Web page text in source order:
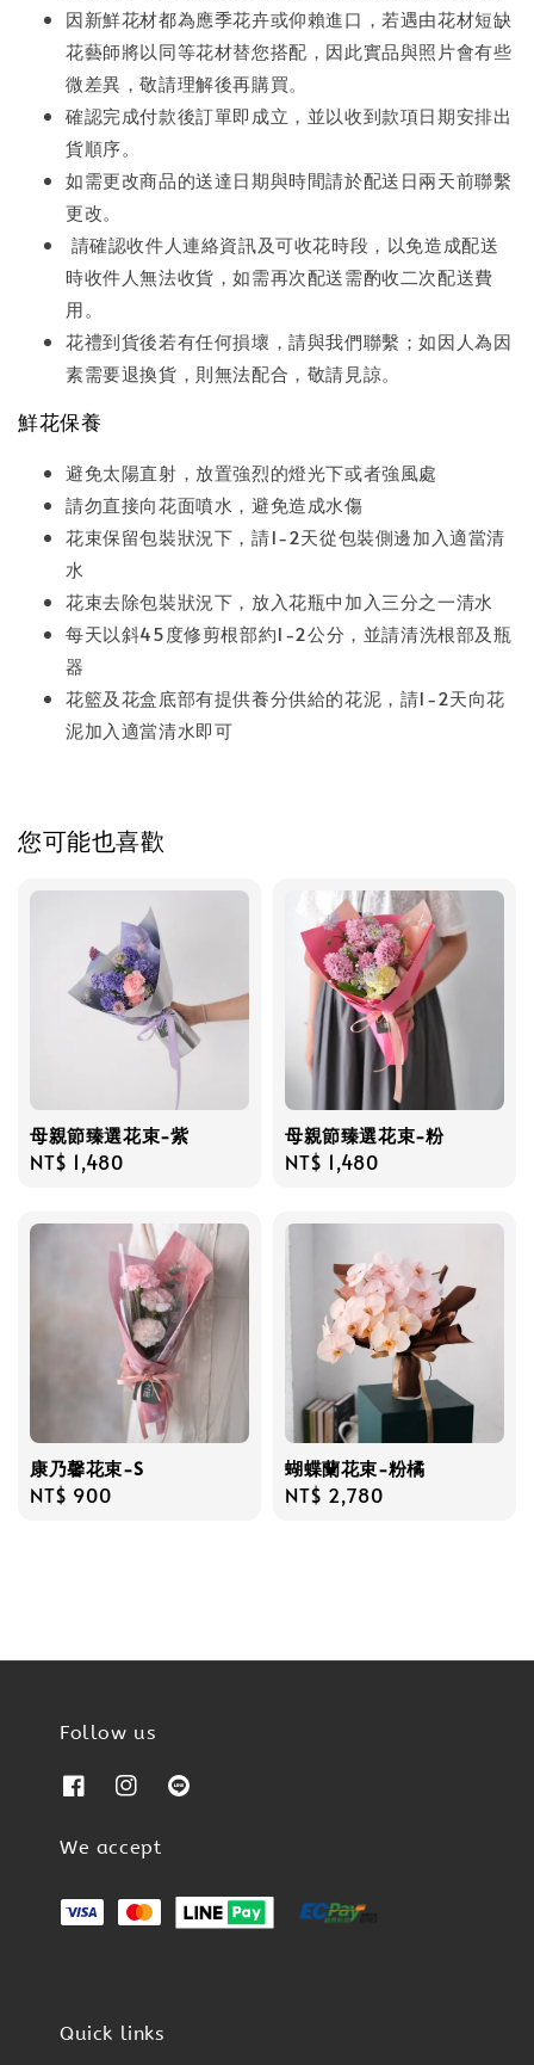
因新鮮花材都為應季花卉或仰賴進口，若遇由花材短缺
花藝師將以同等花材替您搭配，因此實品與照片會有些
微差異，敬請理解後再購買。
確認完成付款後訂單即成立，並以收到款項日期安排出
貨順序。
如需更改商品的送達日期與時間請於配送日兩天前聯繫
更改。
請確認收件人連絡資訊及可收花時段，以免造成配送
時收件人無法收貨，如需再次配送需酌收二次配送費
用。
花禮到貨後若有任何損壞，請與我們聯繫；如因人為因
素需要退換貨，則無法配合，敬請見諒。
鮮花保養
避免太陽直射，放置強烈的燈光下或者強風處
請勿直接向花面噴水，避免造成水傷
花束保留包裝狀況下，請1-2天從包裝側邊加入適當清
水
花束去除包裝狀況下，放入花瓶中加入三分之一清水
每天以斜45度修剪根部約1-2公分，並請清洗根部及瓶
器
花籃及花盒底部有提供養分供給的花泥，請1-2天向花
泥加入適當清水即可
您可能也喜歡
母親節臻選花束-紫
Regular
NT$ 1,480
母親節臻選花束-粉
Regular
NT$ 1,480
康乃馨花束-S
Regular
NT$ 900
蝴蝶蘭花束-粉橘
Regular
NT$ 2,780
Follow us
We accept
Quick links